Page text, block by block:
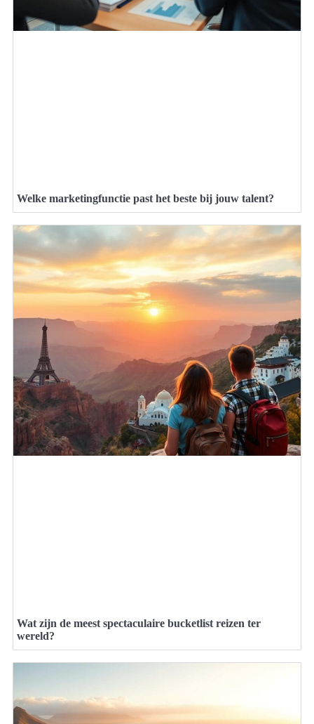
Welke marketingfunctie past het beste bij jouw talent?
Wat zijn de meest spectaculaire bucketlist reizen ter
wereld?